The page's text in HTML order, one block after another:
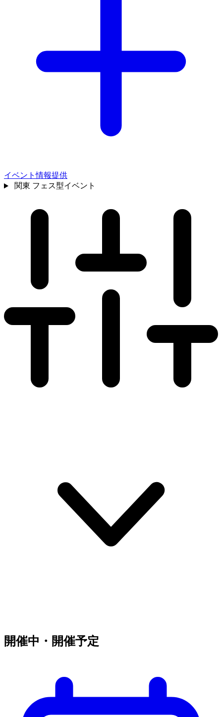
イベント情報提供
関東 フェス型イベント
開催中・開催予定